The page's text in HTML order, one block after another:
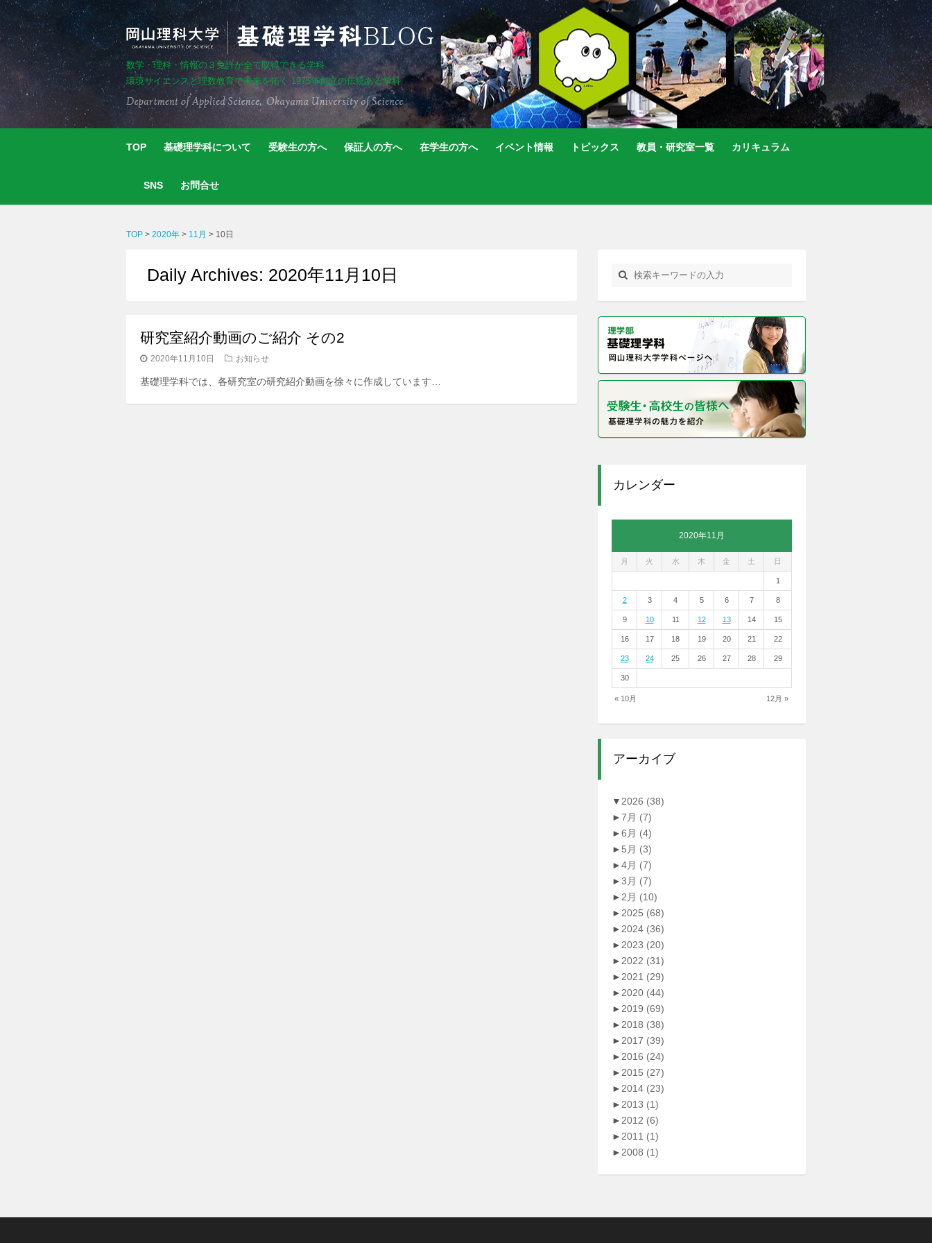
数学・理科・情報の３免許が全て取得できる学科
環境サイエンスと理数教育で未来を拓く 1975年創立の伝統ある学科
TOP 基礎理学科について 受験生の方へ 保証人の方へ 在学生の方へ イベント情報 トピックス 教員・研究室一覧 カリキュラム
SNS お問合せ
TOP > 2020年 > 11月 > 10日
Daily Archives: 2020年11月10日
研究室紹介動画のご紹介 その2
2020年11月10日 お知らせ
基礎理学科では、各研究室の研究紹介動画を徐々に作成しています…
カレンダー
2020年11月
月 火 水 木 金 土 日
« 10月 12月 »
1
2 3 4 5 6 7 8
9 10 11 12 13 14 15
16 17 18 19 20 21 22
23 24 25 26 27 28 29
30
アーカイブ
▼ 2026 (38)
►7月 (7)
►6月 (4)
► 5月 (3)
►4月 (7)
►3月 (7)
► 2月 (10)
► 2025 (68)
► 2024 (36)
► 2023 (20)
► 2022 (31)
► 2021 (29)
► 2020 (44)
► 2019 (69)
► 2018 (38)
► 2017 (39)
► 2016 (24)
► 2015 (27)
► 2014 (23)
► 2013 (1)
► 2012 (6)
► 2011 (1)
► 2008 (1)